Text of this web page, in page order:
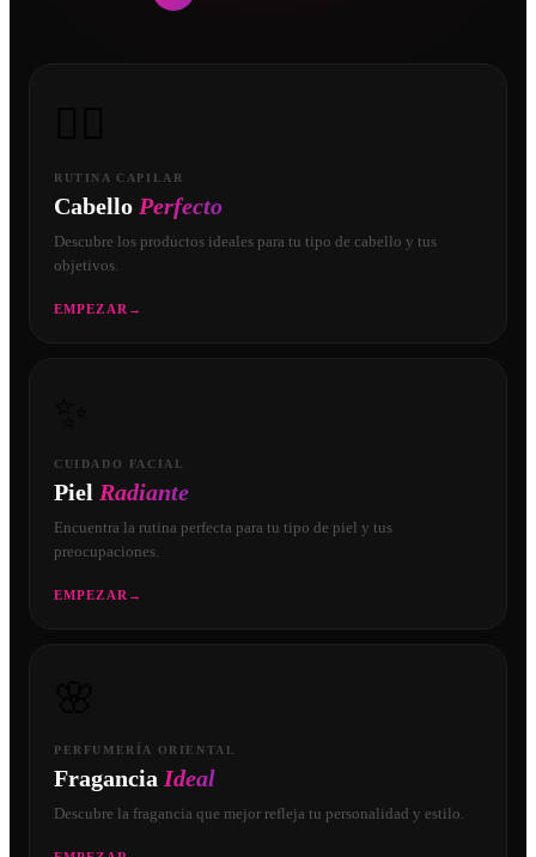
RUTINA CAPILAR
Cabello Perfecto
Descubre los productos ideales para tu tipo de cabello y tus
objetivos.
EMPEZAR →
CUIDADO FACIAL
Piel Radiante
Encuentra la rutina perfecta para tu tipo de piel y tus
preocupaciones.
EMPEZAR →
PERFUMERÍA ORIENTAL
Fragancia Ideal
Descubre la fragancia que mejor refleja tu personalidad y estilo.